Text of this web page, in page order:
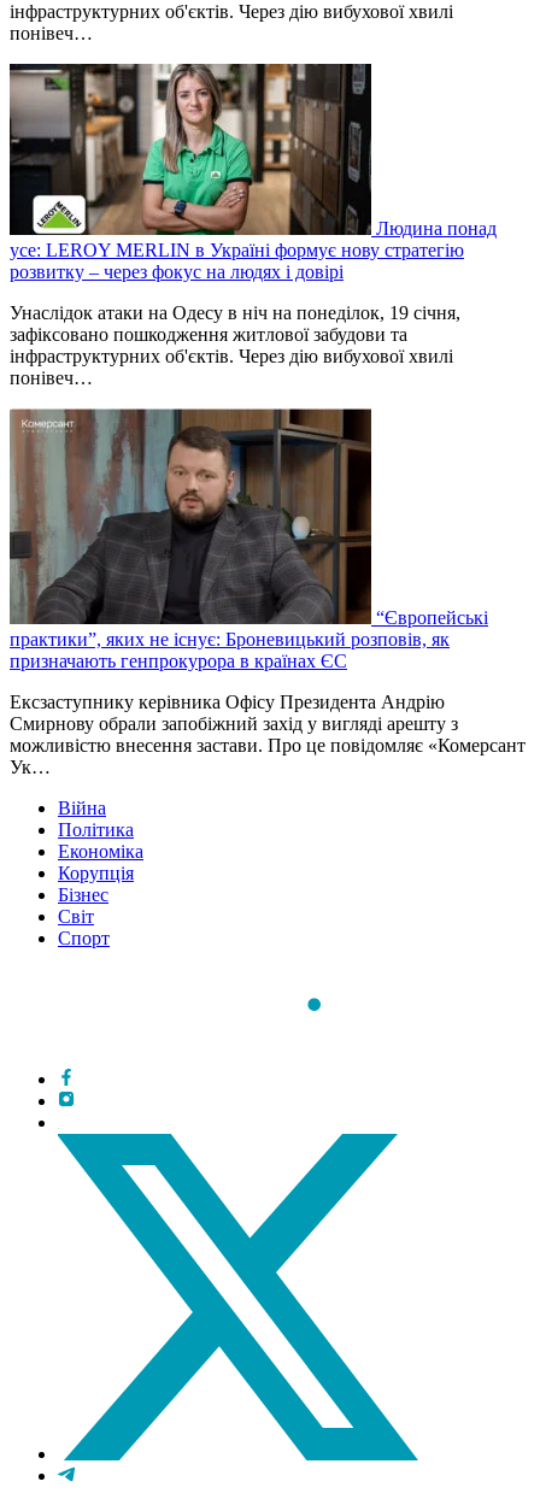
інфраструктурних об'єктів. Через дію вибухової хвилі
понівеч…
Людина понад
усе: LEROY MERLIN в Україні формує нову стратегію
розвитку – через фокус на людях і довірі
Унаслідок атаки на Одесу в ніч на понеділок, 19 січня,
зафіксовано пошкодження житлової забудови та
інфраструктурних об'єктів. Через дію вибухової хвилі
понівеч…
“Європейські
практики”, яких не існує: Броневицький розповів, як
призначають генпрокурора в країнах ЄС
Ексзаступнику керівника Офісу Президента Андрію
Смирнову обрали запобіжний захід у вигляді арешту з
можливістю внесення застави. Про це повідомляє «Комерсант
Ук…
Війна
Політика
Економіка
Корупція
Бізнес
Світ
Спорт